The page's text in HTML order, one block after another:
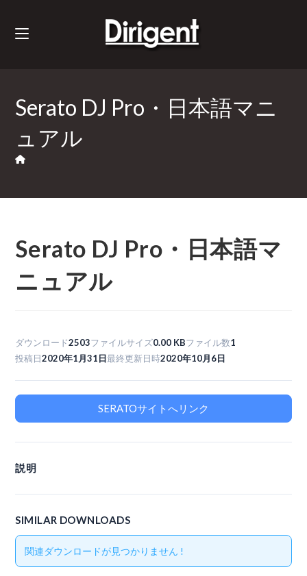
Serato DJ Pro・日本語マニ
ュアル
Serato DJ Pro・日本語マ
ニュアル
ダウンロード2503ファイルサイズ0.00 KBファイル数1
投稿日2020年1月31日最終更新日時2020年10月6日
SERATOサイトへリンク
説明
SIMILAR DOWNLOADS
関連ダウンロードが見つかりません !